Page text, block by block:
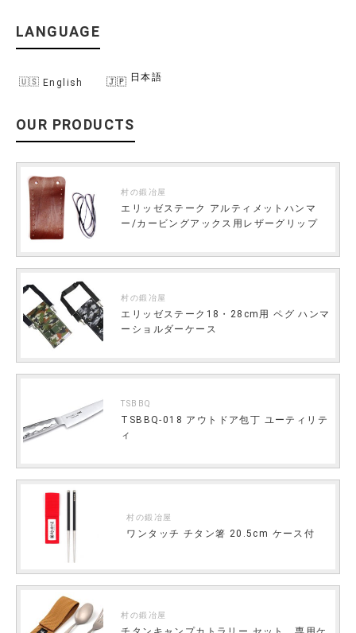
LANGUAGE
English
日本語
OUR PRODUCTS
村の鍛冶屋
エリッゼステーク アルティメットハンマ
ー/カービングアックス用レザーグリップ
村の鍛冶屋
エリッゼステーク18・28cm用 ペグ ハンマ
ーショルダーケース
TSBBQ
TSBBQ-018 アウトドア包丁 ユーティリテ
ィ
村の鍛冶屋
ワンタッチ チタン箸 20.5cm ケース付
村の鍛冶屋